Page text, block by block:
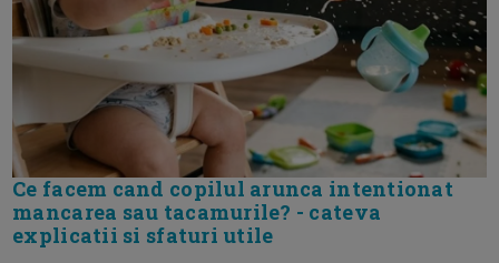
Ce facem cand copilul arunca intentionat
mancarea sau tacamurile? - cateva
explicatii si sfaturi utile